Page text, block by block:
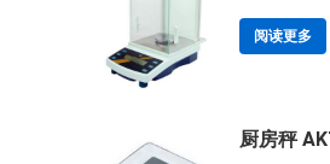
阅读更多
厨房秤